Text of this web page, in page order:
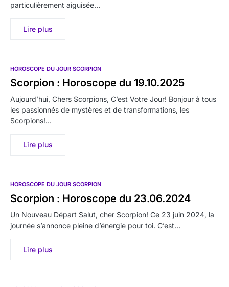
particulièrement aiguisée…
Lire plus
HOROSCOPE DU JOUR SCORPION
Scorpion : Horoscope du 19.10.2025
Aujourd’hui, Chers Scorpions, C’est Votre Jour! Bonjour à tous
les passionnés de mystères et de transformations, les
Scorpions!…
Lire plus
HOROSCOPE DU JOUR SCORPION
Scorpion : Horoscope du 23.06.2024
Un Nouveau Départ Salut, cher Scorpion! Ce 23 juin 2024, la
journée s’annonce pleine d’énergie pour toi. C’est…
Lire plus